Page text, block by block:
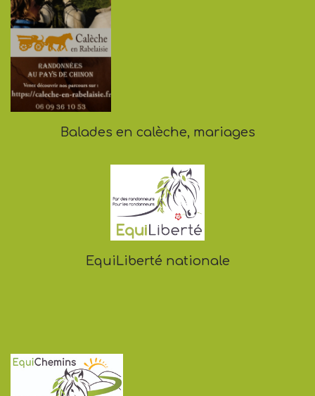
Balades en calèche, mariages
EquiLiberté nationale